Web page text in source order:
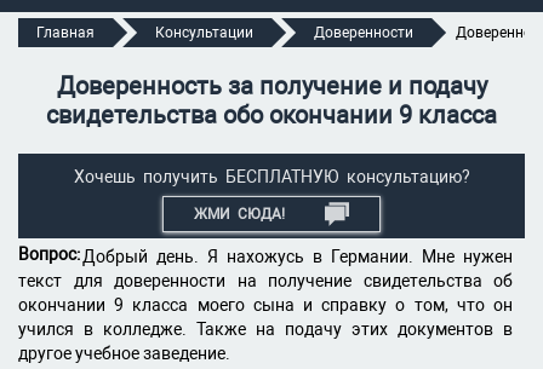
Главная Консультации Доверенности
Доверенность за получение и подачу
свидетельства обо окончании 9 класса
Хочешь получить БЕСПЛАТНУЮ консультацию?
ЖМИ СЮДА!
Вопрос:Добрый день. Я нахожусь в Германии. Мне нужен
текст для доверенности на получение свидетельства об
окончании 9 класса моего сына и справку о том, что он
учился в колледже. Также на подачу этих документов в
другое учебное заведение.